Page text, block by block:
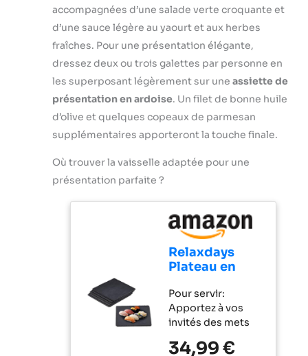
café pour moudre
grains de café et
multifonction
MultiLevel6 doté
de 3 doubles
lames La grande
2,3 L permet de
préparer jusqu'à
gâteau / Mini-
quantités de
viande Livraison : 1
x Bosch
MultiTalent 3
Robot
multifonctions
pour réaliser plus
de 50 tâches
les plus
exigeantes Son
format
extrêmement
compact le rend
adapté même aux
cuisines les plus
petites /
Installation facile
grâce au
polyvalent : le
robot est doté de
plus de 20
fonctions dont
fouetter,
mixer, mélanger
ou râper ; Grande
puissance de 800
capacité du bol de
accompagnées d’une salade verte croquante et
d’une sauce légère au yaourt et aux herbes
fraîches. Pour une présentation élégante,
dressez deux ou trois galettes par personne en
les superposant légèrement sur une assiette de
présentation en ardoise. Un filet de bonne huile
d’olive et quelques copeaux de parmesan
supplémentaires apporteront la touche finale.
Où trouver la vaisselle adaptée pour une
présentation parfaite ?
Relaxdays
Plateau en
6, 25 x 25 cm,
assiette de
présentation,
carré, plat de
Pour servir:
Apportez à vos
invités des mets
présentés sur les
34,99 €